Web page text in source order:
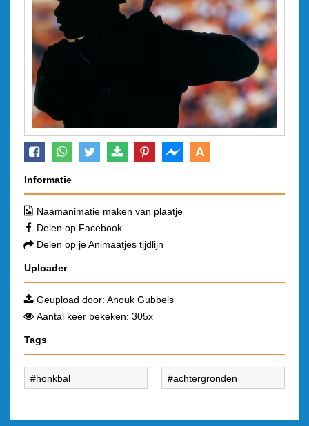
A
Informatie
Naamanimatie maken van plaatje
Delen op Facebook
Delen op je Animaatjes tijdlijn
Uploader
Geupload door: Anouk Gubbels
Aantal keer bekeken: 305x
Tags
honkbal achtergronden